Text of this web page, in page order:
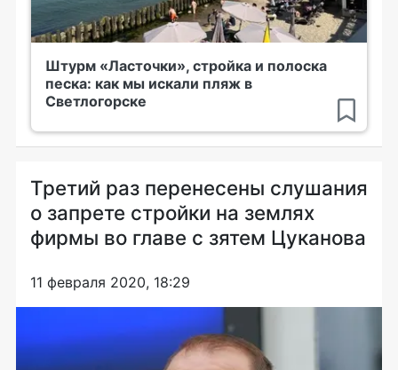
Штурм «Ласточки», стройка и полоска
песка: как мы искали пляж в
Светлогорске
Третий раз перенесены слушания
о запрете стройки на землях
фирмы во главе с зятем Цуканова
11 февраля 2020, 18:29